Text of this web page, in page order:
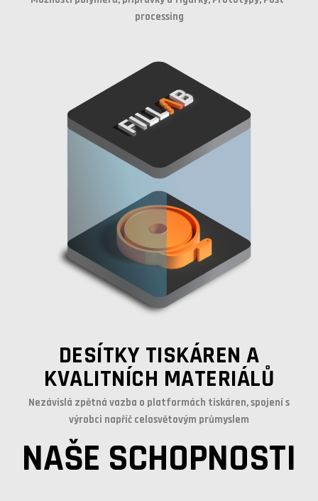
processing
DESÍTKY TISKÁREN A
KVALITNÍCH MATERIÁLŮ
Nezávislá zpětná vazba o platformách tiskáren, spojení s
výrobci napříč celosvětovým průmyslem
NAŠE SCHOPNOSTI